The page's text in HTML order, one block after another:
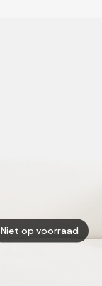
Niet op voorraad